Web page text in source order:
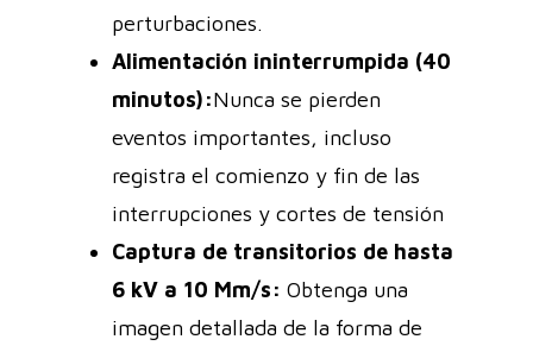
perturbaciones.
Alimentación ininterrumpida (40
minutos):Nunca se pierden
eventos importantes, incluso
registra el comienzo y fin de las
interrupciones y cortes de tensión
Captura de transitorios de hasta
6 kV a 10 Mm/s: Obtenga una
imagen detallada de la forma de